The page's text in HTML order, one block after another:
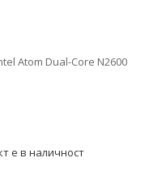
Atom Dual-Core N2600
е в наличност